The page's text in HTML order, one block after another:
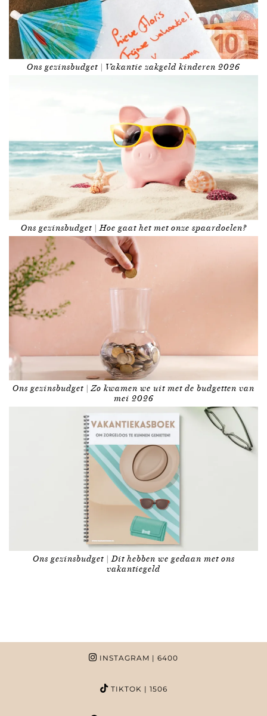
Ons gezinsbudget | Vakantie zakgeld kinderen 2026
Ons gezinsbudget | Hoe gaat het met onze spaardoelen?
Ons gezinsbudget | Zo kwamen we uit met de budgetten van
mei 2026
Ons gezinsbudget | Dit hebben we gedaan met ons
vakantiegeld
INSTAGRAM | 6400
TIKTOK | 1506